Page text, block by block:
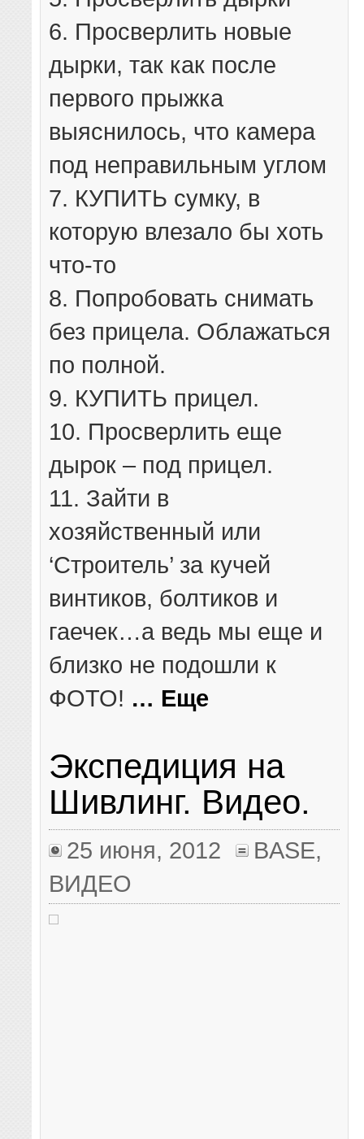
6. Просверлить новые
дырки, так как после
первого прыжка
выяснилось, что камера
под неправильным углом
7. КУПИТЬ сумку, в
которую влезало бы хоть
что-то
8. Попробовать снимать
без прицела. Облажаться
по полной.
9. КУПИТЬ прицел.
10. Просверлить еще
дырок – под прицел.
11. Зайти в
хозяйственный или
‘Строитель’ за кучей
винтиков, болтиков и
гаечек…а ведь мы еще и
близко не подошли к
ФОТО! … Еще
Экспедиция на
Шивлинг. Видео.
25 июня, 2012 BASE,
ВИДЕО